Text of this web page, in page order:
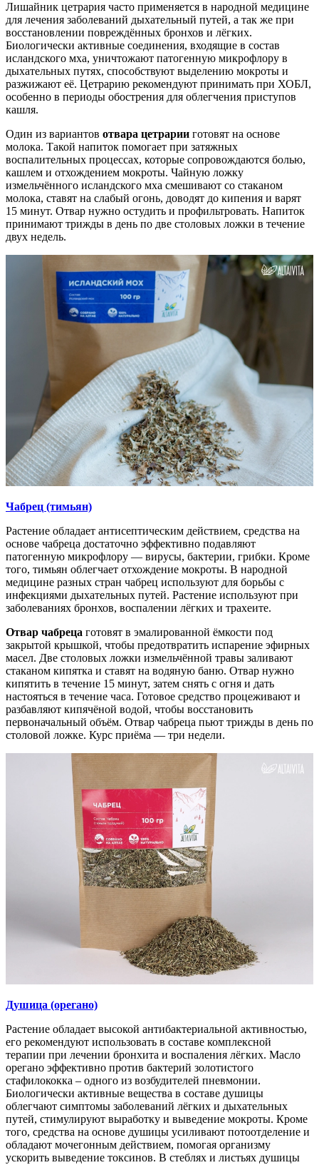
Лишайник цетрария часто применяется в народной медицине
для лечения заболеваний дыхательный путей, а так же при
восстановлении повреждённых бронхов и лёгких.
Биологически активные соединения, входящие в состав
исландского мха, уничтожают патогенную микрофлору в
дыхательных путях, способствуют выделению мокроты и
разжижают её. Цетрарию рекомендуют принимать при ХОБЛ,
особенно в периоды обострения для облегчения приступов
кашля.
Один из вариантов отвара цетрарии готовят на основе
молока. Такой напиток помогает при затяжных
воспалительных процессах, которые сопровождаются болью,
кашлем и отхождением мокроты. Чайную ложку
измельчённого исландского мха смешивают со стаканом
молока, ставят на слабый огонь, доводят до кипения и варят
15 минут. Отвар нужно остудить и профильтровать. Напиток
принимают трижды в день по две столовых ложки в течение
двух недель.
Чабрец (тимьян)
Растение обладает антисептическим действием, средства на
основе чабреца достаточно эффективно подавляют
патогенную микрофлору — вирусы, бактерии, грибки. Кроме
того, тимьян облегчает отхождение мокроты. В народной
медицине разных стран чабрец используют для борьбы с
инфекциями дыхательных путей. Растение используют при
заболеваниях бронхов, воспалении лёгких и трахеите.
Отвар чабреца готовят в эмалированной ёмкости под
закрытой крышкой, чтобы предотвратить испарение эфирных
масел. Две столовых ложки измельчённой травы заливают
стаканом кипятка и ставят на водяную баню. Отвар нужно
кипятить в течение 15 минут, затем снять с огня и дать
настояться в течение часа. Готовое средство процеживают и
разбавляют кипячёной водой, чтобы восстановить
первоначальный объём. Отвар чабреца пьют трижды в день по
столовой ложке. Курс приёма — три недели.
Душица (орегано)
Растение обладает высокой антибактериальной активностью,
его рекомендуют использовать в составе комплексной
терапии при лечении бронхита и воспаления лёгких. Масло
орегано эффективно против бактерий золотистого
стафилококка – одного из возбудителей пневмонии.
Биологически активные вещества в составе душицы
облегчают симптомы заболеваний лёгких и дыхательных
путей, стимулируют выработку и выведение мокроты. Кроме
того, средства на основе душицы усиливают потоотделение и
обладают мочегонным действием, помогая организму
ускорить выведение токсинов. В стеблях и листьях душицы